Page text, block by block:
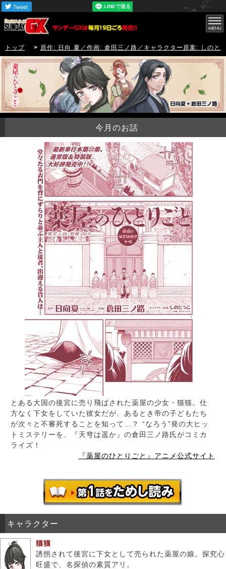
トップ > 原作: 日向 夏／作画: 倉田三ノ路／キャラクター原案: しのと
今月のお話
とある大国の後宮に売り飛ばされた薬屋の少女・猫猫。仕
方なく下女をしていた彼女だが、あるとき帝の子どもたち
が次々と不審死することを知って…？ “なろう”発の大ヒッ
トミステリーを、『天穹は遥か』の倉田三ノ路氏がコミカ
ライズ！
『薬屋のひとりごと』アニメ公式サイト
キャラクター
猫猫
誘拐されて後宮に下女として売られた薬屋の娘。探究心
旺盛で、名探偵の素質アリ。